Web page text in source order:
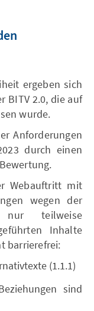
ergeben sich
BITV 2.0, die auf
wurde.
Anforderungen
durch einen
Webauftritt mit
wegen der
nur teilweise
Inhalte
barrierefrei:
(1.1.1)
sind